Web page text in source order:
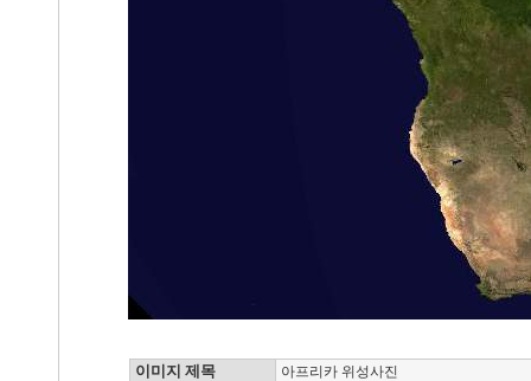
이미지 제목 아프리카 위성사진